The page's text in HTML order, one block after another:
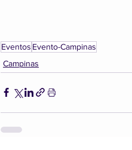
Eventos Evento-Campinas
Campinas